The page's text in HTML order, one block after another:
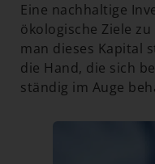
Eine nachhaltige
ökologische Ziele
man dieses Kapital
die Hand, die sich
ständig im Auge